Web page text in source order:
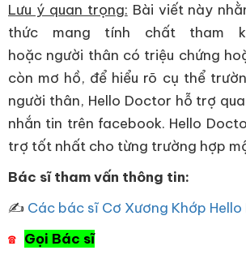
Lưu ý quan trọng: Bài viết này
thức mang tính chất tham
hoặc người thân có triệu chứng
còn mơ hồ, để hiểu rõ cụ thể
người thân, Hello Doctor hỗ trợ
nhắn tin trên facebook. Hello
trợ tốt nhất cho từng trường hợp
Bác sĩ tham vấn thông tin:
✍ Các bác sĩ Cơ Xương Khớp
☎ Gọi Bác sĩ